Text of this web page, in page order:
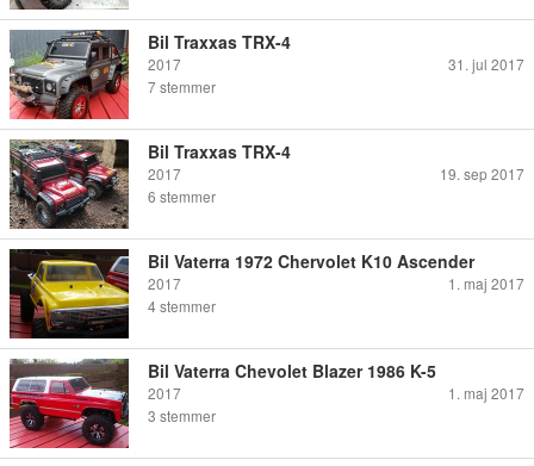
Bil Traxxas TRX-4
2017
31. jul 2017
7 stemmer
Bil Traxxas TRX-4
2017
19. sep 2017
6 stemmer
Bil Vaterra 1972 Chervolet K10 Ascender
2017
1. maj 2017
4 stemmer
Bil Vaterra Chevolet Blazer 1986 K-5
2017
1. maj 2017
3 stemmer